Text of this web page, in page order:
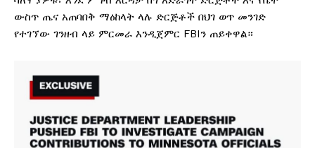
ውስጥ ጤና አጠባበቅ ማዕከላት ላሉ ድርጅቶች በህገ ወጥ መንገድ
የተገኘው ገንዘብ ላይ ምርመራ እንዲጀምር FBIን ጠይቀዋል።